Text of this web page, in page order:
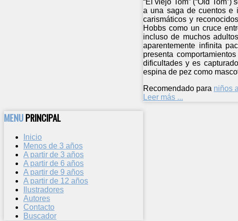
a una saga de cuentos e
carismáticos y
Hobbs como un cruce
incluso de muchos
aparentemente infinita
presenta
dificultades y es
espina de pez como
Recomendado para niños
Leer más ...
MENUPRINCIPAL
Inicio
Menos de 3 años
A partir de 3 años
A partir de 6 años
A partir de 9 años
A partir de 12 años
Ilustradores
Autores
Contacto
Buscador